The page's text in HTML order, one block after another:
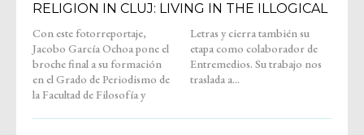
RELIGION IN CLUJ: LIVING IN THE ILLOGICAL
Con este fotorreportaje,
Jacobo García Ochoa pone el
broche final a su formación
en el Grado de Periodismo de
la Facultad de Filosofía y
Letras y cierra también su
etapa como colaborador de
Entremedios. Su trabajo nos
traslada a...